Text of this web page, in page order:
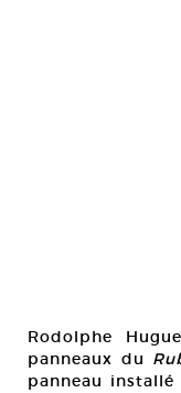
Rodolphe
panneaux du
panneau